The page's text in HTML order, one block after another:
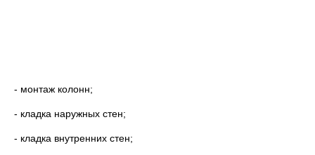
- монтаж колонн;
- кладка наружных стен;
- кладка внутренних стен;